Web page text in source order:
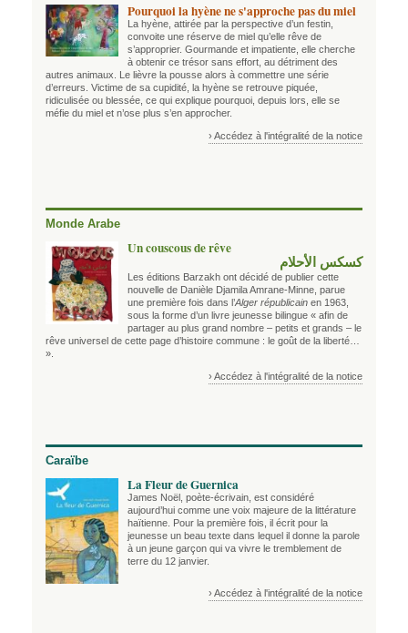
Pourquoi la hyène ne s'approche pas du miel
La hyène, attirée par la perspective d’un festin,
convoite une réserve de miel qu’elle rêve de
s’approprier. Gourmande et impatiente, elle cherche
à obtenir ce trésor sans effort, au détriment des
autres animaux. Le lièvre la pousse alors à commettre une série
d’erreurs. Victime de sa cupidité, la hyène se retrouve piquée,
ridiculisée ou blessée, ce qui explique pourquoi, depuis lors, elle se
méfie du miel et n’ose plus s’en approcher.
› Accédez à l'intégralité de la notice
Monde Arabe
Un couscous de rêve
كسكس الأحلام
Les éditions Barzakh ont décidé de publier cette
nouvelle de Danièle Djamila Amrane-Minne, parue
une première fois dans l’Alger républicain en 1963,
sous la forme d’un livre jeunesse bilingue « afin de
partager au plus grand nombre – petits et grands – le
rêve universel de cette page d’histoire commune : le goût de la liberté…
».
› Accédez à l'intégralité de la notice
Caraïbe
La Fleur de Guernica
James Noël, poète-écrivain, est considéré
aujourd’hui comme une voix majeure de la littérature
haïtienne. Pour la première fois, il écrit pour la
jeunesse un beau texte dans lequel il donne la parole
à un jeune garçon qui va vivre le tremblement de
terre du 12 janvier.
› Accédez à l'intégralité de la notice